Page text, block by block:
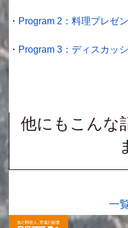
・ Program 2：料理プレゼ
・ Program 3：ディスカッ
他にもこんな
一